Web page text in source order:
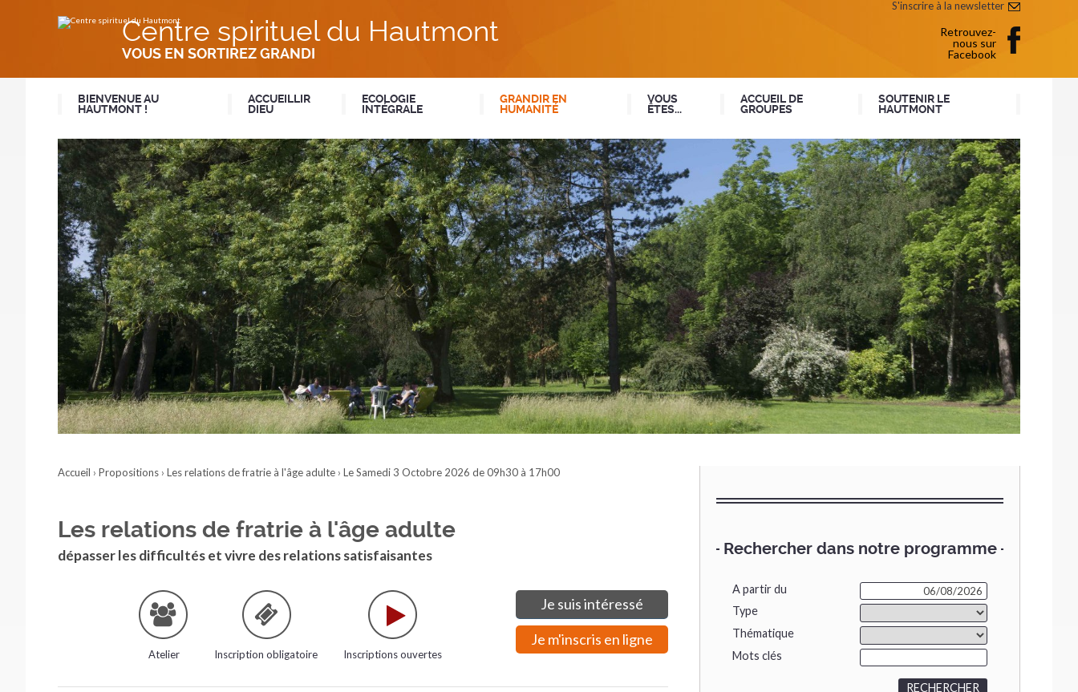
contenu.
S'inscrire à la newsletter
Retrouvez-
nous sur
Facebook
Centre spirituel du Hautmont
VOUS EN SORTIREZ GRANDI
BIENVENUE AU
HAUTMONT !
ACCUEILLIR
DIEU
ECOLOGIE
INTÉGRALE
GRANDIR EN
HUMANITÉ
VOUS
ÊTES...
ACCUEIL DE
GROUPES
SOUTENIR LE
HAUTMONT
Accueil › Propositions › Les relations de fratrie à l'âge adulte › Le Samedi 3 Octobre 2026 de 09h30 à 17h00
Rechercher dans notre programme
A partir du
Type
Thématique
Mots clés
Les relations de fratrie à l'âge adulte
dépasser les difficultés et vivre des relations satisfaisantes
Atelier Inscription obligatoire Inscriptions ouvertes
Je suis intéressé
Je m'inscris en ligne